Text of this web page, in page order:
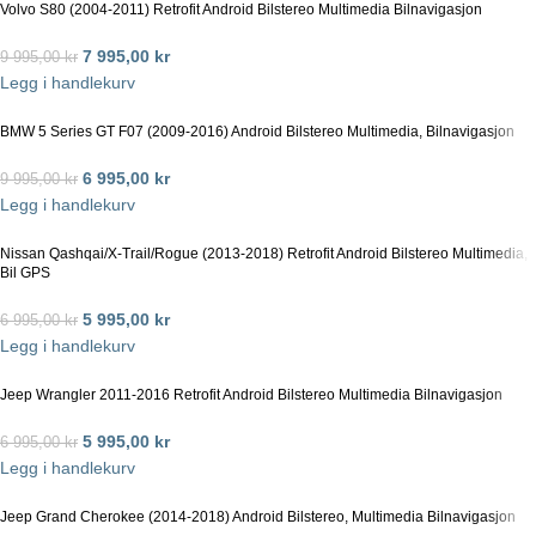
Volvo S80 (2004-2011) Retrofit Android Bilstereo Multimedia Bilnavigasjon
9 995,00kr 7 995,00 kr
Legg i handlekurv
BMW 5 Series GT F07 (2009-2016) Android Bilstereo Multimedia, Bilnavigasjon
9 995,00kr 6 995,00 kr
Legg i handlekurv
Nissan Qashqai/X-Trail/Rogue (2013-2018) Retrofit Android Bilstereo Multimedia,
Bil GPS
6 995,00kr 5 995,00 kr
Legg i handlekurv
Jeep Wrangler 2011-2016 Retrofit Android Bilstereo Multimedia Bilnavigasjon
6 995,00kr 5 995,00 kr
Legg i handlekurv
Jeep Grand Cherokee (2014-2018) Android Bilstereo, Multimedia Bilnavigasjon